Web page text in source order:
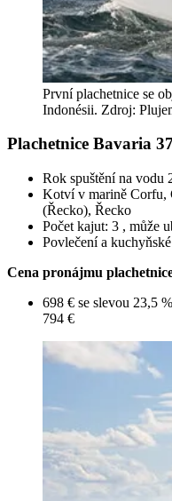
První plachetnice se
Indonésii. Zdroj:
Plachetnice Bavaria
Rok spuštění na vodu
Kotví v marině Corfu,
(Řecko), Řecko
Počet kajut: 3 , může
Povlečení a
Cena pronájmu
698 € se slevou 23,5
794 €